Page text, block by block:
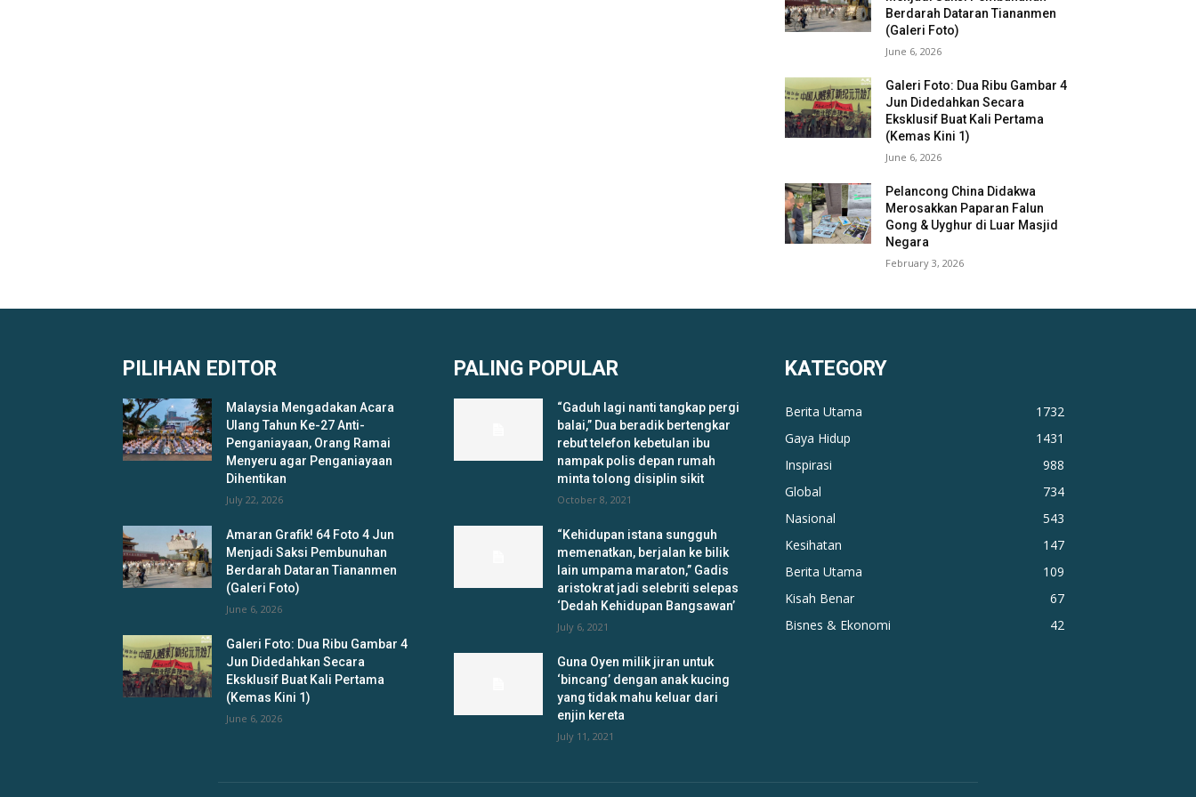
Berdarah Dataran Tiananmen
(Galeri Foto)
June 6, 2026
Galeri Foto: Dua Ribu Gambar 4
Jun Didedahkan Secara
Eksklusif Buat Kali Pertama
(Kemas Kini 1)
June 6, 2026
Pelancong China Didakwa
Merosakkan Paparan Falun
Gong & Uyghur di Luar Masjid
Negara
February 3, 2026
PILIHAN EDITOR
Malaysia Mengadakan Acara
Ulang Tahun Ke-27 Anti-
Penganiayaan, Orang Ramai
Menyeru agar Penganiayaan
Dihentikan
July 22, 2026
Amaran Grafik! 64 Foto 4 Jun
Menjadi Saksi Pembunuhan
Berdarah Dataran Tiananmen
(Galeri Foto)
June 6, 2026
Galeri Foto: Dua Ribu Gambar 4
Jun Didedahkan Secara
Eksklusif Buat Kali Pertama
(Kemas Kini 1)
June 6, 2026
PALING POPULAR
“Gaduh lagi nanti tangkap pergi
balai,” Dua beradik bertengkar
rebut telefon kebetulan ibu
nampak polis depan rumah
minta tolong disiplin sikit
October 8, 2021
“Kehidupan istana sungguh
memenatkan, berjalan ke bilik
lain umpama maraton,” Gadis
aristokrat jadi selebriti selepas
‘Dedah Kehidupan Bangsawan’
July 6, 2021
Guna Oyen milik jiran untuk
‘bincang’ dengan anak kucing
yang tidak mahu keluar dari
enjin kereta
July 11, 2021
KATEGORY
Berita Utama
1732
Gaya Hidup
1431
Inspirasi
988
Global
734
Nasional
543
Kesihatan
147
Berita Utama
109
Kisah Benar
67
Bisnes & Ekonomi
42